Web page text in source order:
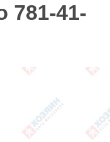
781-41-